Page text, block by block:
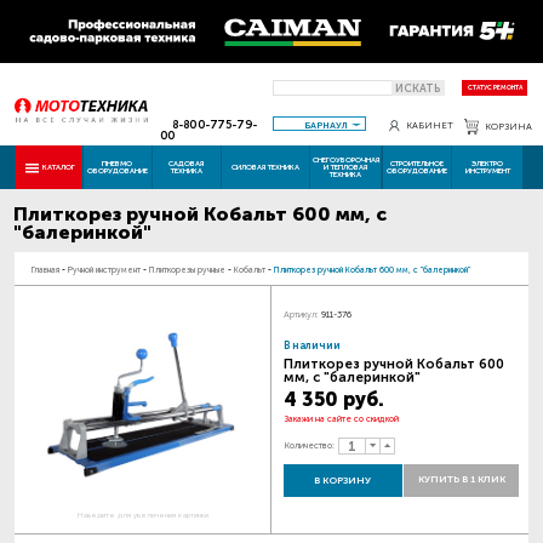
ИСКАТЬ СТАТУС РЕМОНТА
8-800-775-79-
00
БАРНАУЛ КАБИНЕТ КОРЗИНА
КАТАЛОГ ПНЕВМО
ОБОРУДОВАНИЕ
САДОВАЯ
ТЕХНИКА СИЛОВАЯ ТЕХНИКА
СНЕГОУБОРОЧНАЯ
И ТЕПЛОВАЯ
ТЕХНИКА
СТРОИТЕЛЬНОЕ
ОБОРУДОВАНИЕ
ЭЛЕКТРО
ИНСТРУМЕНТ
Плиткорез ручной Кобальт 600 мм, с
"балеринкой"
Главная - Ручной инструмент - Плиткорезы ручные - Кобальт - Плиткорез ручной Кобальт 600 мм, с "балеринкой"
Наведите для увеличения картинки
Артикул: 911-376
В наличии
Плиткорез ручной Кобальт 600
мм, с "балеринкой"
4 350 руб.
Закажи на сайте со скидкой
Количество:
В КОРЗИНУ КУПИТЬ В 1 КЛИК